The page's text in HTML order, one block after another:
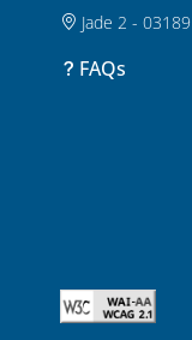
Jade 2 -
FAQs